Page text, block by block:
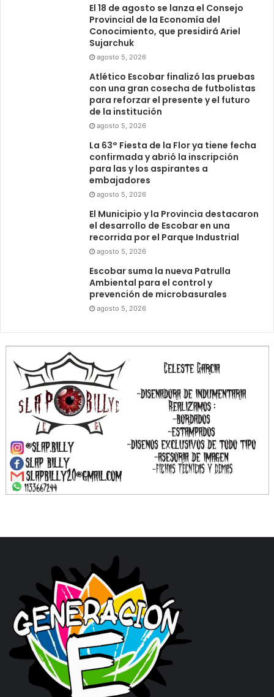
El 18 de agosto se lanza el Consejo
Provincial de la Economía del
Conocimiento, que presidirá Ariel
Sujarchuk
agosto 5, 2026
Atlético Escobar finalizó las pruebas
con una gran cosecha de futbolistas
para reforzar el presente y el futuro
de la institución
agosto 5, 2026
La 63° Fiesta de la Flor ya tiene fecha
confirmada y abrió la inscripción
para las y los aspirantes a
embajadores
agosto 5, 2026
El Municipio y la Provincia destacaron
el desarrollo de Escobar en una
recorrida por el Parque Industrial
agosto 5, 2026
Escobar suma la nueva Patrulla
Ambiental para el control y
prevención de microbasurales
agosto 5, 2026